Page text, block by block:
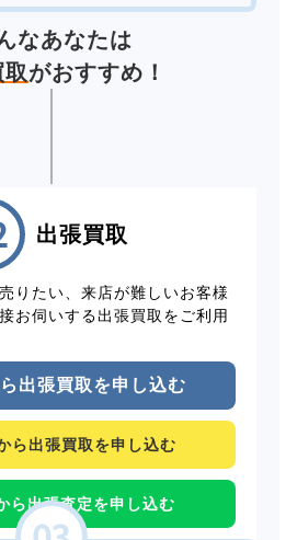
なあなたは
がおすすめ！
出張買取
りたい、来店が難しいお客様
お伺いする出張買取をご利用
出張買取を申し込む
ら出張買取を申し込む
ら出張査定を申し込む